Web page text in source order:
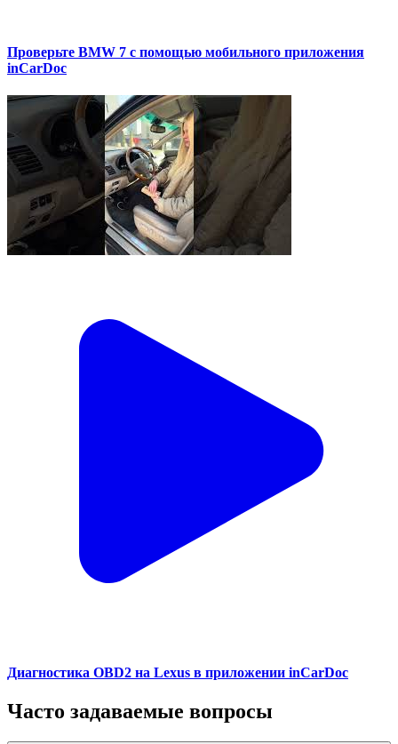
Проверьте BMW 7 с помощью мобильного приложения
inCarDoc
Диагностика OBD2 на Lexus в приложении inCarDoc
Часто задаваемые вопросы